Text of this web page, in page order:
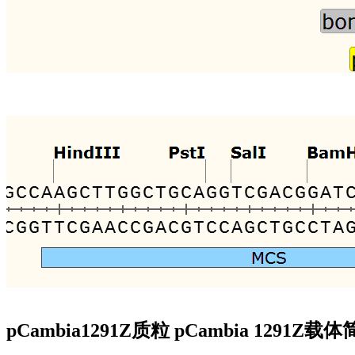
pCambia1291Z质粒 pCambia 1291Z载体